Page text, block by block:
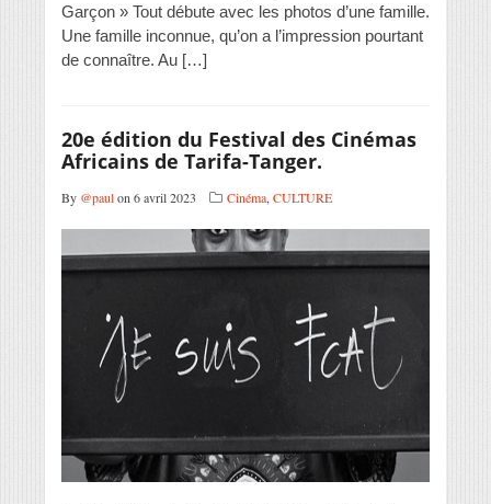
Garçon » Tout débute avec les photos d’une famille.
Une famille inconnue, qu’on a l’impression pourtant
de connaître. Au […]
20e édition du Festival des Cinémas
Africains de Tarifa-Tanger.
By @paulon 6 avril 2023 Cinéma, CULTURE